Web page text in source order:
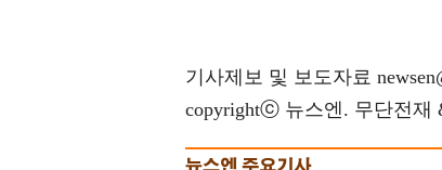
기사제보 및 보도자료
copyrightⓒ 뉴스엔. 무단전재